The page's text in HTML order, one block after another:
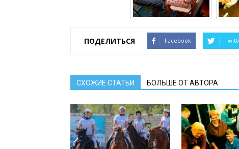
ПОДЕЛИТЬСЯ Facebook
СХОЖИЕ СТАТЬИ БОЛЬШЕ ОТ АВТОРА